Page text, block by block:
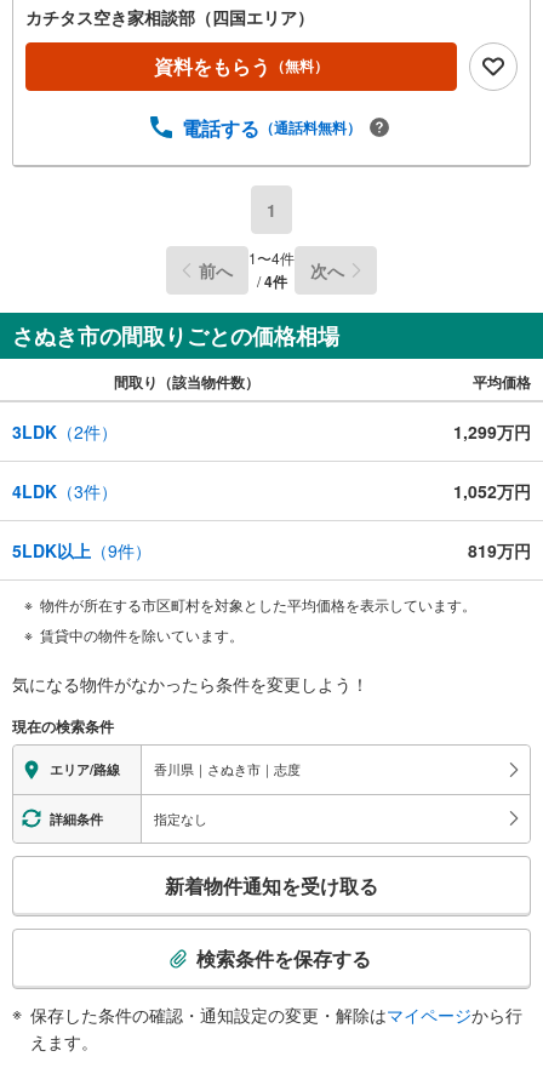
カチタス空き家相談部（四国エリア）
資料をもらう （無料）
電話する （通話料無料）
1
前へ 1〜4件
/4件 次へ
さぬき市の間取りごとの価格相場
間取り（該当物件数） 平均価格
3LDK （2件） 1,299万円
4LDK （3件） 1,052万円
5LDK以上 （9件） 819万円
物件が所在する市区町村を対象とした平均価格を表示しています。
賃貸中の物件を除いています。
気になる物件がなかったら条件を変更しよう！
現在の検索条件
エリア/路線 香川県｜さぬき市｜志度
詳細条件 指定なし
検
新着物件通知を受け取る
検索条件を保存する
保存した条件の確認・通知設定の変更・解除はマイページから行
えます。